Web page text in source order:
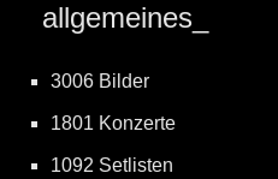
allgemeines_
3006 Bilder
1801 Konzerte
1092 Setlisten